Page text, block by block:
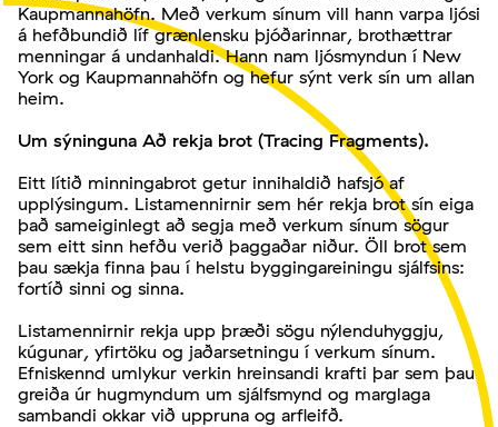
Kaupmannahöfn. Með verkum sínum vill hann varpa ljósi
á hefðbundið líf grænlensku þjóðarinnar, brothættrar
menningar á undanhaldi. Hann nam ljósmyndun í New
York og Kaupmannahöfn og hefur sýnt verk sín um allan
heim.
Um sýninguna Að rekja brot (Tracing Fragments).
Eitt lítið minningabrot getur innihaldið hafsjó af
upplýsingum. Listamennirnir sem hér rekja brot sín eiga
það sameiginlegt að segja með verkum sínum sögur
sem eitt sinn hefðu verið þaggaðar niður. Öll brot sem
þau sækja finna þau í helstu byggingareiningu sjálfsins:
fortíð sinni og sinna.
Listamennirnir rekja upp þræði sögu nýlenduhyggju,
kúgunar, yfirtöku og jaðarsetningu í verkum sínum.
Efniskennd umlykur verkin hreinsandi krafti þar sem þau
greiða úr hugmyndum um sjálfsmynd og marglaga
sambandi okkar við uppruna og arfleifð.